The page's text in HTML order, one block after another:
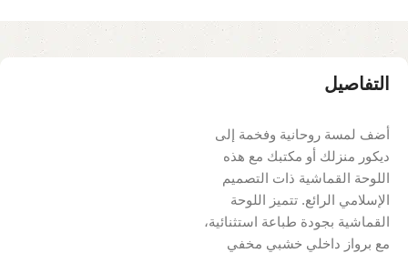
التفاصيل
أضف لمسة روحانية وفخمة إلى
ديكور منزلك أو مكتبك مع هذه
اللوحة القماشية ذات التصميم
الإسلامي الرائع. تتميز اللوحة
القماشية بجودة طباعة استثنائية،
مع برواز داخلي خشبي مخفي